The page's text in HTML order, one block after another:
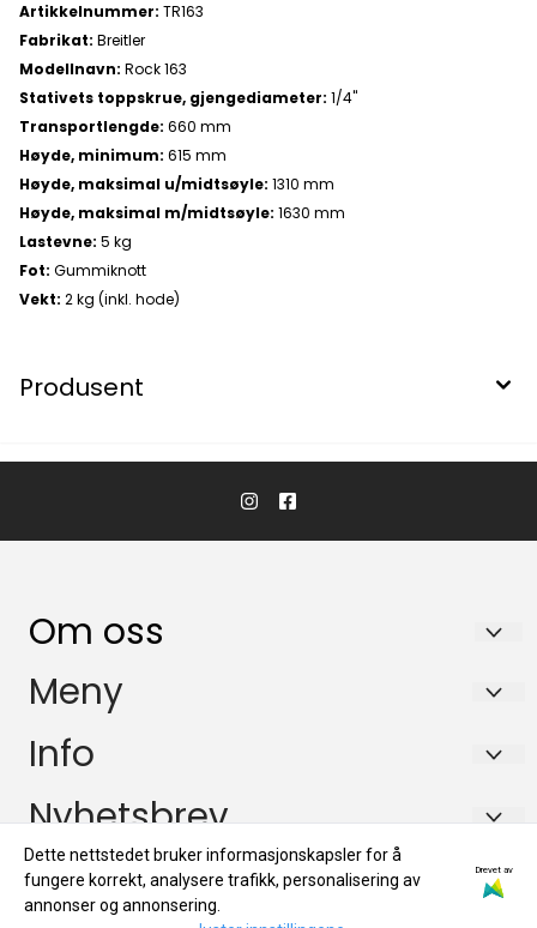
Artikkelnummer: TR163
Fabrikat: Breitler
Modellnavn: Rock 163
Stativets toppskrue, gjengediameter: 1/4"
Transportlengde: 660 mm
Høyde, minimum: 615 mm
Høyde, maksimal u/midtsøyle: 1310 mm
Høyde, maksimal m/midtsøyle: 1630 mm
Lastevne: 5 kg
Fot: Gummiknott
Vekt: 2 kg (inkl. hode)
Produsent
Om oss
KikkertSpesialisten AS
Ingvald Ystgaards veg 15
7047 Trondheim
Org. nr. 971146761
Tlf:72884800
mail@kikkertspesialisten.no
Meny
Salgsbetingelser
Miljøprofil
Info
Salgsbetingelser
Personvern
Miljøprofil
Nyhetsbrev
Registrer deg for å motta nyheter og tilbud!
E-post
Dette nettstedet bruker informasjonskapsler for å
fungere korrekt, analysere trafikk, personalisering av
annonser og annonsering.
Drevet av